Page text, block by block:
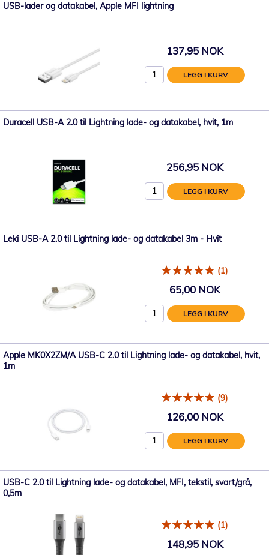
USB-lader og datakabel, Apple MFI lightning
137,95 NOK
LEGG I KURV
Duracell USB-A 2.0 til Lightning lade- og datakabel, hvit, 1m
256,95 NOK
LEGG I KURV
Leki USB-A 2.0 til Lightning lade- og datakabel 3m - Hvit
(1)
65,00 NOK
LEGG I KURV
Apple MK0X2ZM/A USB-C 2.0 til Lightning lade- og datakabel, hvit,
1m
(9)
126,00 NOK
LEGG I KURV
USB-C 2.0 til Lightning lade- og datakabel, MFI, tekstil, svart/grå,
0,5m
(1)
148,95 NOK